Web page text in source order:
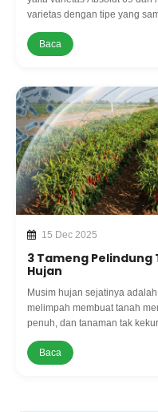
varietas dengan tipe yang
merunduk, bahkan dari
Be Baca
15 Dec 2025
3 Tameng Pelindung
Hujan
Musim hujan sejatinya
melimpah membuat tanah
penuh, dan tanaman tak
berkah itu, hujan juga bisa
musibah bagi
Baca